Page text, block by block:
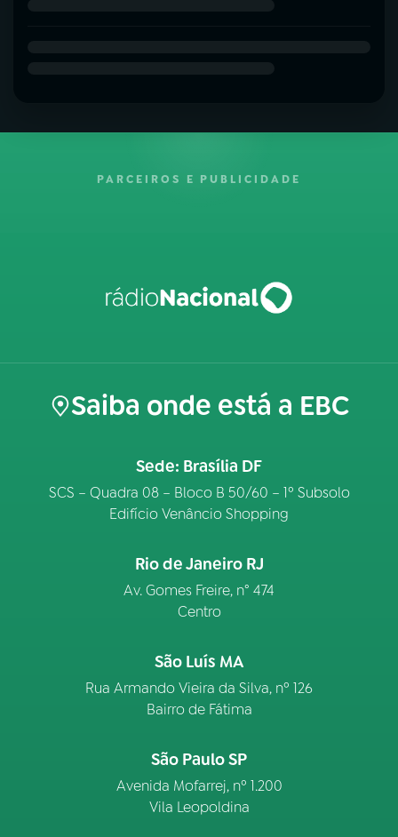
PARCEIROS E PUBLICIDADE
Saiba onde está a EBC
Sede: Brasília DF
SCS – Quadra 08 – Bloco B 50/60 – 1º Subsolo
Edifício Venâncio Shopping
Rio de Janeiro RJ
Av. Gomes Freire, n° 474
Centro
São Luís MA
Rua Armando Vieira da Silva, nº 126
Bairro de Fátima
São Paulo SP
Avenida Mofarrej, nº 1.200
Vila Leopoldina